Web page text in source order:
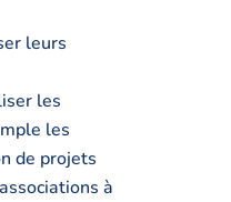
leurs
les
les
de projets
à